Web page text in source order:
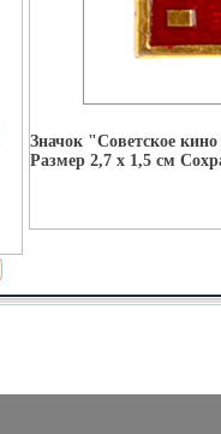
Значок "Советское
Размер 2,7 х 1,5 см